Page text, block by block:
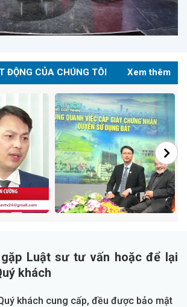
ĐỘNG CỦA CHÚNG TÔI Xem thêm
Luật sư tư vấn hoặc để lại
khách
khách cung cấp, đều được bảo mật